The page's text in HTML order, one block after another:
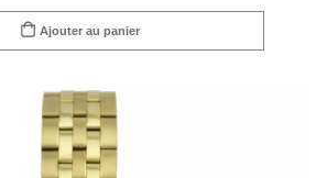
Ajouter au panier